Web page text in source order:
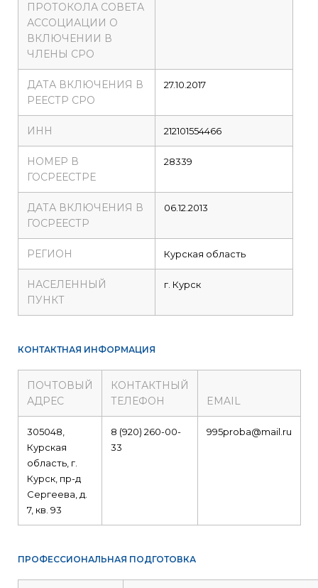
ПРОТОКОЛА СОВЕТА
АССОЦИАЦИИ О
ВКЛЮЧЕНИИ В
ЧЛЕНЫ СРО
ДАТА ВКЛЮЧЕНИЯ В
РЕЕСТР СРО
27.10.2017
ИНН 212101554466
НОМЕР В
ГОСРЕЕСТРЕ
28339
ДАТА ВКЛЮЧЕНИЯ В
ГОСРЕЕСТР
06.12.2013
РЕГИОН Курская область
НАСЕЛЕННЫЙ
ПУНКТ
г. Курск
КОНТАКТНАЯ ИНФОРМАЦИЯ
ПОЧТОВЫЙ
АДРЕС
КОНТАКТНЫЙ
ТЕЛЕФОН
EMAIL
305048,
Курская
область, г.
Курск, пр-д
Сергеева, д.
7, кв. 93
8 (920) 260-00-
33
995proba@mail.ru
ПРОФЕССИОНАЛЬНАЯ ПОДГОТОВКА